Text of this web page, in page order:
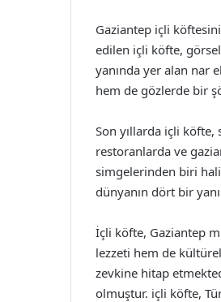
Gaziantep içli
edilen içli köfte,
yanında yer alan nar
hem de gözlerde bir
Son yıllarda içli köfte,
restoranlarda ve
simgelerinden biri
dünyanın dört bir
İçli köfte, Gaziantep
lezzeti hem de
zevkine hitap
olmuştur. içli köfte,